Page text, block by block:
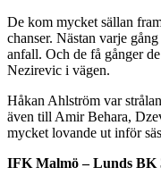
De kom mycket sällan
chanser. Nästan varje
anfall. Och de få gånger
Nezirevic i vägen.
Håkan Ahlström var
även till Amir Behara,
mycket lovande ut inför
IFK Malmö – Lunds BK